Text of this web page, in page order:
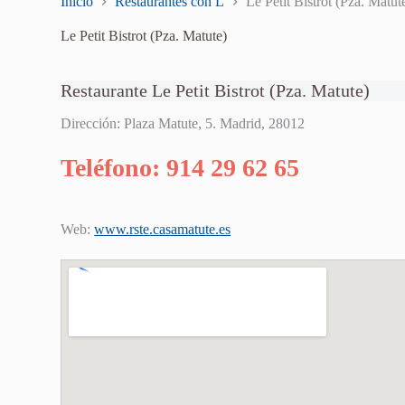
Le Petit Bistrot (Pza. Matute)
Restaurante Le Petit Bistrot (Pza. Matute)
Dirección: Plaza Matute, 5. Madrid, 28012
Teléfono: 914 29 62 65
Web:www.rste.casamatute.es